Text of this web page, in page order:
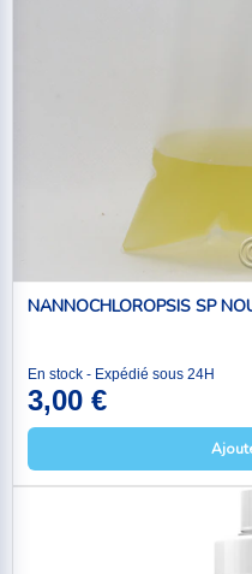
NANNOCHLOROPSIS SP
En stock - Expédié sous 24H
3,00 €